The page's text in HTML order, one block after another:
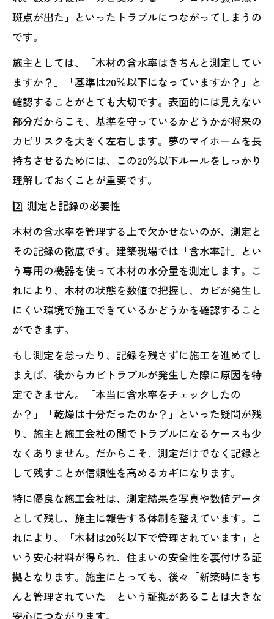
斑点が出た」といったトラブルにつながってしまうの
です。
施主としては、「木材の含水率はきちんと測定してい
ますか？」「基準は20％以下になっていますか？」と
確認することがとても大切です。表面的には見えない
部分だからこそ、基準を守っているかどうかが将来の
カビリスクを大きく左右します。夢のマイホームを長
持ちさせるためには、この20％以下ルールをしっかり
理解しておくことが重要です。
2️⃣ 測定と記録の必要性
木材の含水率を管理する上で欠かせないのが、測定と
その記録の徹底です。建築現場では「含水率計」とい
う専用の機器を使って木材の水分量を測定します。こ
れにより、木材の状態を数値で把握し、カビが発生し
にくい環境で施工できているかどうかを確認すること
ができます。
もし測定を怠ったり、記録を残さずに施工を進めてし
まえば、後からカビトラブルが発生した際に原因を特
定できません。「本当に含水率をチェックしたの
か？」「乾燥は十分だったのか？」といった疑問が残
り、施主と施工会社の間でトラブルになるケースも少
なくありません。だからこそ、測定だけでなく記録と
して残すことが信頼性を高めるカギになります。
特に優良な施工会社は、測定結果を写真や数値データ
として残し、施主に報告する体制を整えています。こ
れにより、「木材は20％以下で管理されています」と
いう安心材料が得られ、住まいの安全性を裏付ける証
拠となります。施主にとっても、後々「新築時にきち
んと管理されていた」という証拠があることは大きな
安心につながります。